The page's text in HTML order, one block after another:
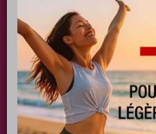
dans
PLUS
EFFICACE